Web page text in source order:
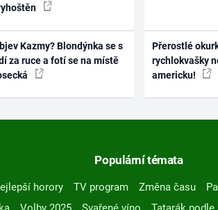
Kazmy? Blondýnka se s
za ruce a fotí se na místě
Přerostlé
rychlokvašky
americku!
Populární témata
horory TV program Změna času